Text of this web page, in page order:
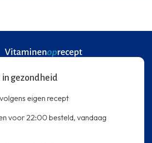
in gezondheid
eigen recept
voor 22:00 besteld, vandaag